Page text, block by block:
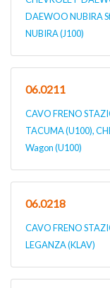
DAEWOO NUBIRA
NUBIRA (J100)
06.0211
CAVO FRENO
TACUMA (U100),
Wagon (U100)
06.0218
CAVO FRENO
LEGANZA (KLAV)